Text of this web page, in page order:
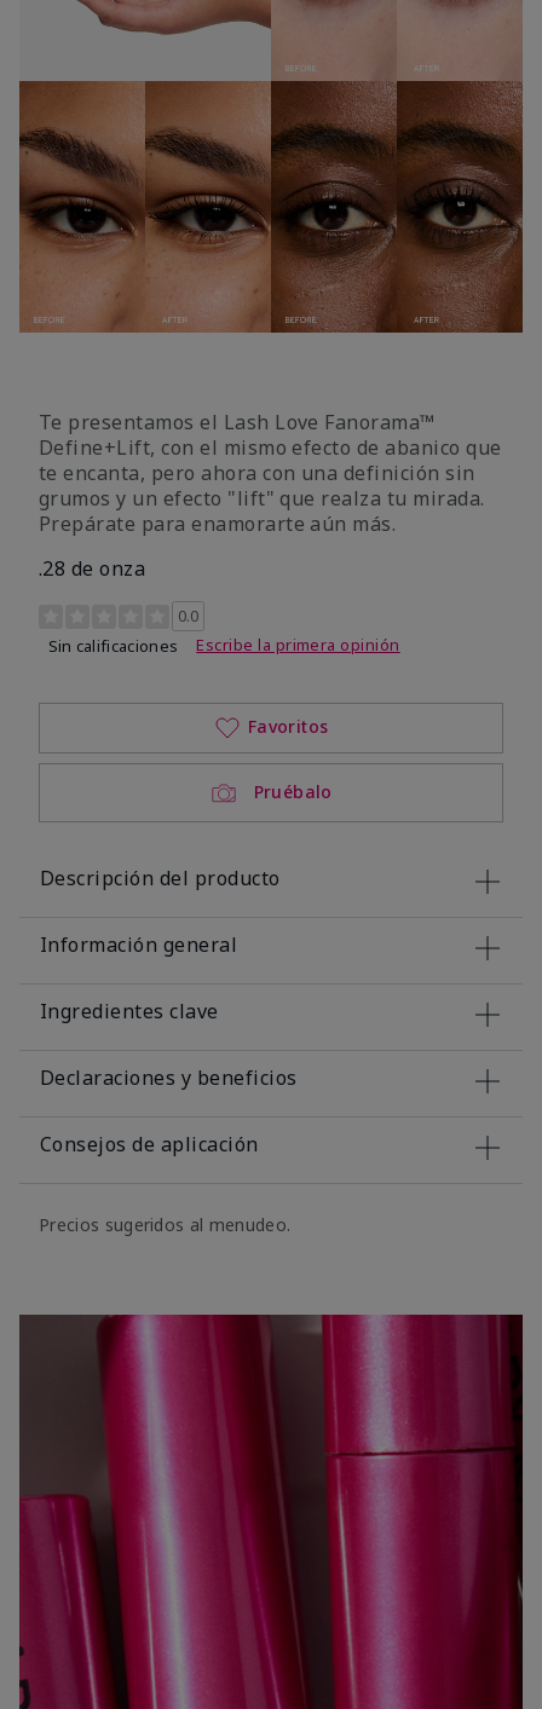
Te presentamos el Lash Love Fanorama™
Define+Lift, con el mismo efecto de abanico que
te encanta, pero ahora con una definición sin
grumos y un efecto "lift" que realza tu mirada.
Prepárate para enamorarte aún más.
.28 de onza
Calificación de clientes de 3,4 de 5
0.0
Sin calificaciones
Escribe la primera opinión
Pruébalo
Favoritos
Descripción del producto
Información general
Ingredientes clave
Declaraciones y beneficios
Consejos de aplicación
Precios sugeridos al menudeo.